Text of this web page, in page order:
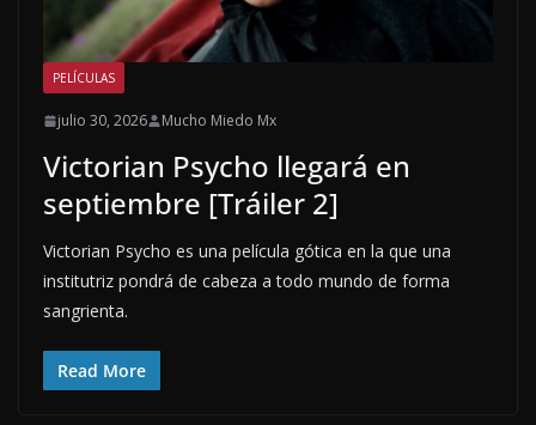
PELÍCULAS
julio 30, 2026 Mucho Miedo Mx
Victorian Psycho llegará en
septiembre [Tráiler 2]
Victorian Psycho es una película gótica en la que una
institutriz pondrá de cabeza a todo mundo de forma
sangrienta.
Read More